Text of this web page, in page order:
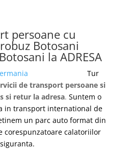
persoane cu
Botosani
la ADRESA
Tur
de transport persoane si
si retur la adresa. Suntem o
in transport international de
un parc auto format din
corespunzatoare calatoriilor